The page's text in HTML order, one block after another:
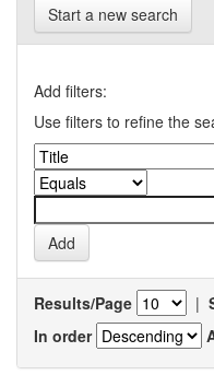
Start a new search
Add filters:
Use filters to refine the
Results/Page |
In order